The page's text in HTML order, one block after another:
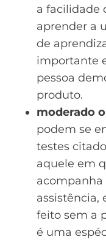
a facilidade
aprender a
de
importante
pessoa
produto.
moderado
podem se
testes
aquele em
acompanha
assistência,
feito sem a
é uma